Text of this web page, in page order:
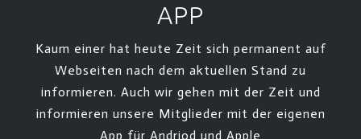
APP
Kaum einer hat heute Zeit sich permanent auf
Webseiten nach dem aktuellen Stand zu
informieren. Auch wir gehen mit der Zeit und
informieren unsere Mitglieder mit der eigenen
App für Andriod und Apple